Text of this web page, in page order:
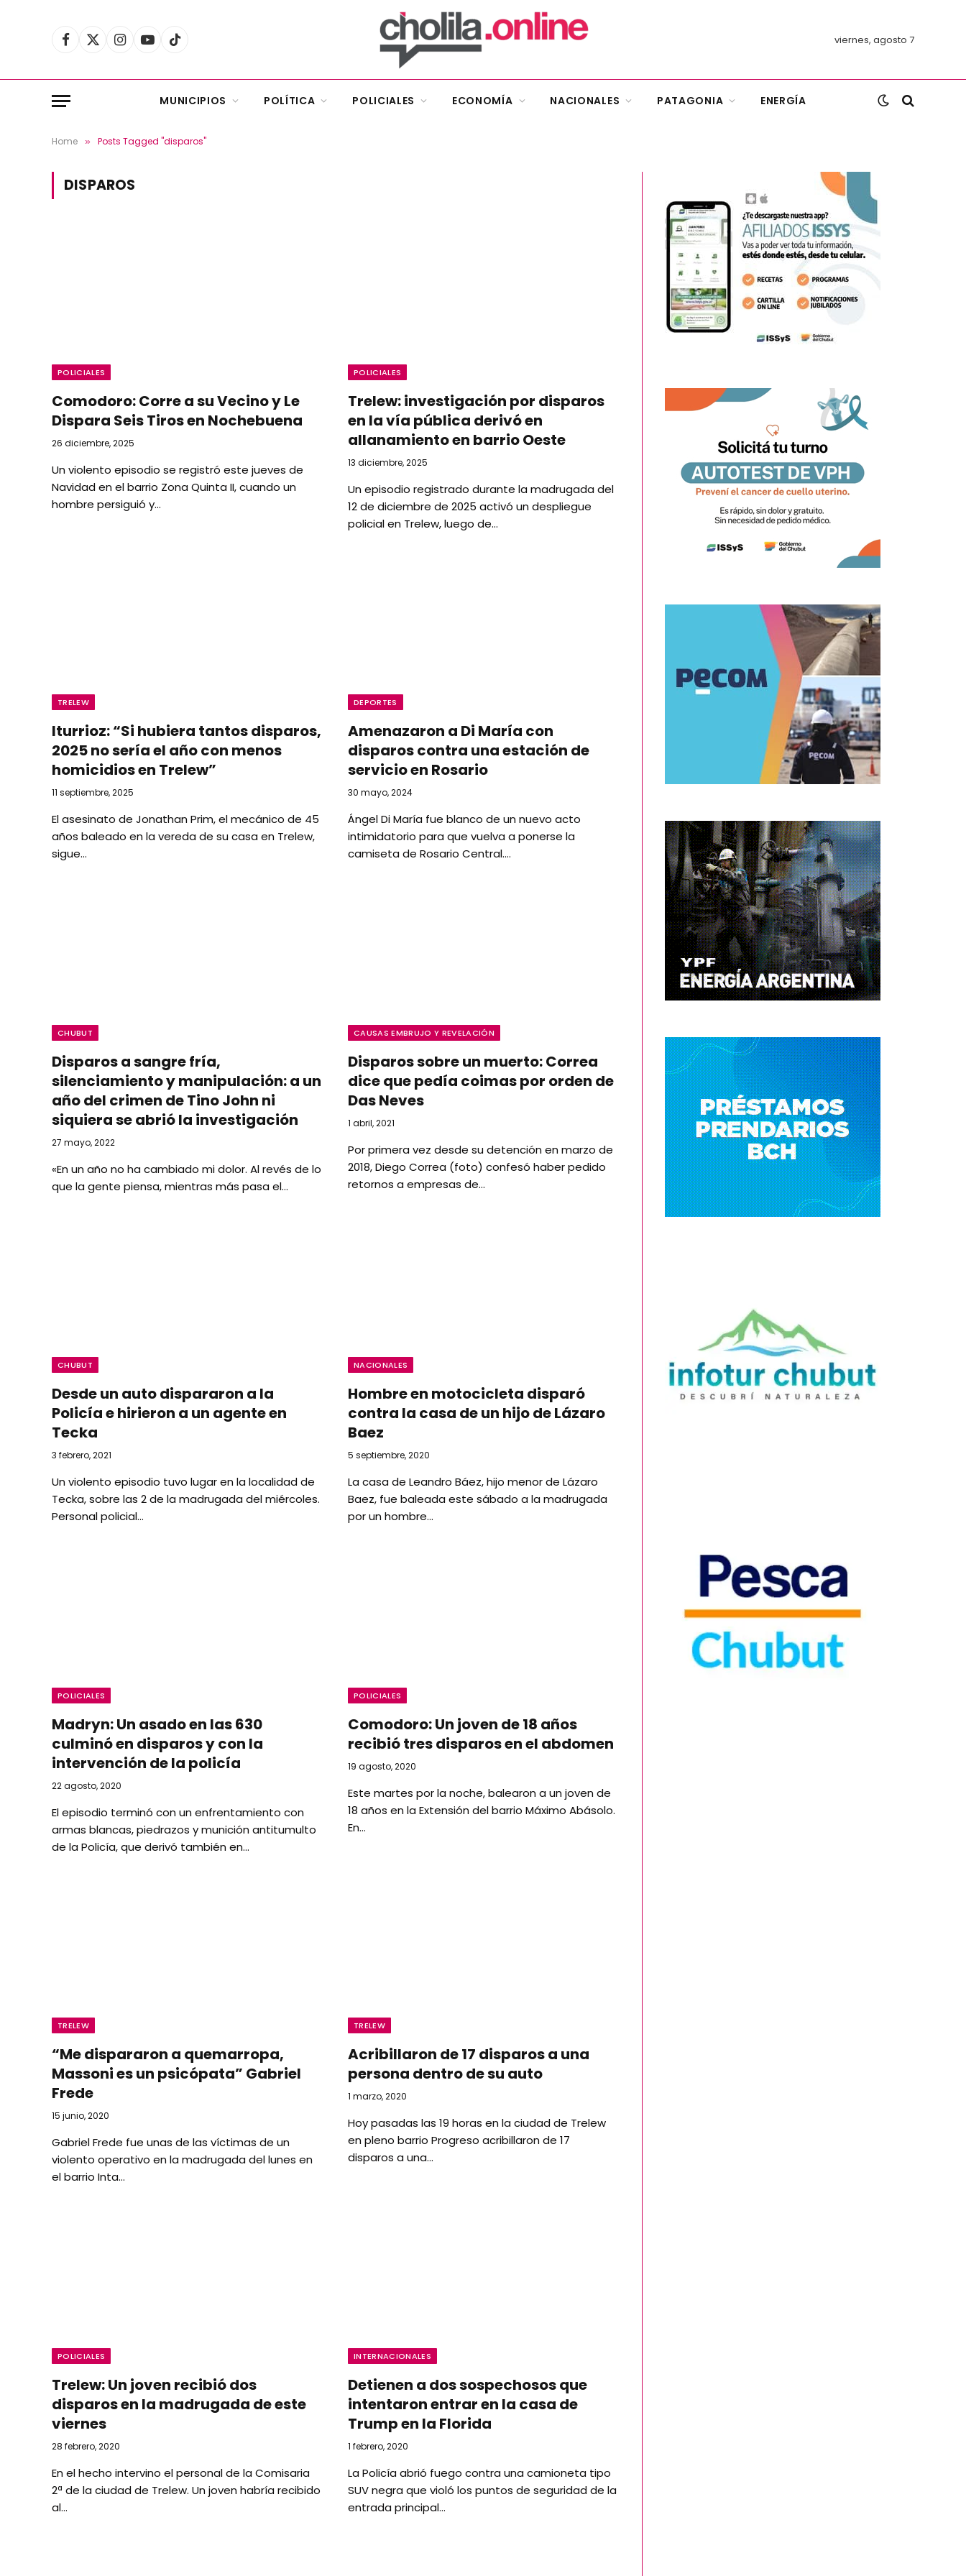
Facebook
X
Instagram
YouTubeTikTok viernes, agosto 7
MUNICIPIOS POLÍTICA POLICIALES ECONOMÍA NACIONALES PATAGONIA ENERGÍA
Home » Posts Tagged "disparos"
DISPAROS
POLICIALES
Comodoro: Corre a su Vecino y Le
Dispara Seis Tiros en Nochebuena
26 diciembre, 2025
Un violento episodio se registró este jueves de
Navidad en el barrio Zona Quinta II, cuando un
hombre persiguió y…
POLICIALES
Trelew: investigación por disparos
en la vía pública derivó en
allanamiento en barrio Oeste
13 diciembre, 2025
Un episodio registrado durante la madrugada del
12 de diciembre de 2025 activó un despliegue
policial en Trelew, luego de…
TRELEW
Iturrioz: “Si hubiera tantos disparos,
2025 no sería el año con menos
homicidios en Trelew”
11 septiembre, 2025
El asesinato de Jonathan Prim, el mecánico de 45
años baleado en la vereda de su casa en Trelew,
sigue…
DEPORTES
Amenazaron a Di María con
disparos contra una estación de
servicio en Rosario
30 mayo, 2024
Ángel Di María fue blanco de un nuevo acto
intimidatorio para que vuelva a ponerse la
camiseta de Rosario Central.…
CHUBUT
Disparos a sangre fría,
silenciamiento y manipulación: a un
año del crimen de Tino John ni
siquiera se abrió la investigación
27 mayo, 2022
«En un año no ha cambiado mi dolor. Al revés de lo
que la gente piensa, mientras más pasa el…
CAUSAS EMBRUJO Y REVELACIÓN
Disparos sobre un muerto: Correa
dice que pedía coimas por orden de
Das Neves
1 abril, 2021
Por primera vez desde su detención en marzo de
2018, Diego Correa (foto) confesó haber pedido
retornos a empresas de…
CHUBUT
Desde un auto dispararon a la
Policía e hirieron a un agente en
Tecka
3 febrero, 2021
Un violento episodio tuvo lugar en la localidad de
Tecka, sobre las 2 de la madrugada del miércoles.
Personal policial…
NACIONALES
Hombre en motocicleta disparó
contra la casa de un hijo de Lázaro
Baez
5 septiembre, 2020
La casa de Leandro Báez, hijo menor de Lázaro
Baez, fue baleada este sábado a la madrugada
por un hombre…
POLICIALES
Madryn: Un asado en las 630
culminó en disparos y con la
intervención de la policía
22 agosto, 2020
El episodio terminó con un enfrentamiento con
armas blancas, piedrazos y munición antitumulto
de la Policía, que derivó también en…
POLICIALES
Comodoro: Un joven de 18 años
recibió tres disparos en el abdomen
19 agosto, 2020
Este martes por la noche, balearon a un joven de
18 años en la Extensión del barrio Máximo Abásolo.
En…
TRELEW
“Me dispararon a quemarropa,
Massoni es un psicópata” Gabriel
Frede
15 junio, 2020
Gabriel Frede fue unas de las víctimas de un
violento operativo en la madrugada del lunes en
el barrio Inta…
TRELEW
Acribillaron de 17 disparos a una
persona dentro de su auto
1 marzo, 2020
Hoy pasadas las 19 horas en la ciudad de Trelew
en pleno barrio Progreso acribillaron de 17
disparos a una…
POLICIALES
Trelew: Un joven recibió dos
disparos en la madrugada de este
viernes
28 febrero, 2020
En el hecho intervino el personal de la Comisaria
2ª de la ciudad de Trelew. Un joven habría recibido
al…
INTERNACIONALES
Detienen a dos sospechosos que
intentaron entrar en la casa de
Trump en la Florida
1 febrero, 2020
La Policía abrió fuego contra una camioneta tipo
SUV negra que violó los puntos de seguridad de la
entrada principal…